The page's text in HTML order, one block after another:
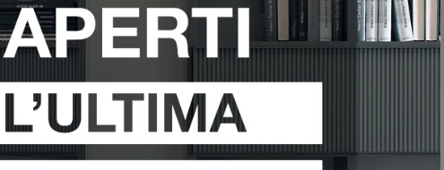
Materassi Simmons Pomezia Materassi Simmons Sabaudia